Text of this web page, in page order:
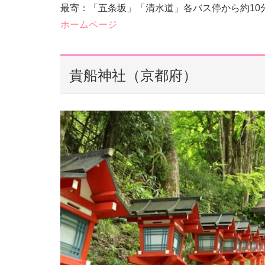
最寄：「五条坂」「清水道」各バス停から約10
ホームページ
貴船神社（京都府）